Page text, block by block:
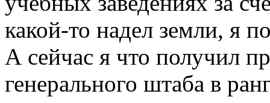
какой-то надел земли, я
А сейчас я что получил
генерального штаба в